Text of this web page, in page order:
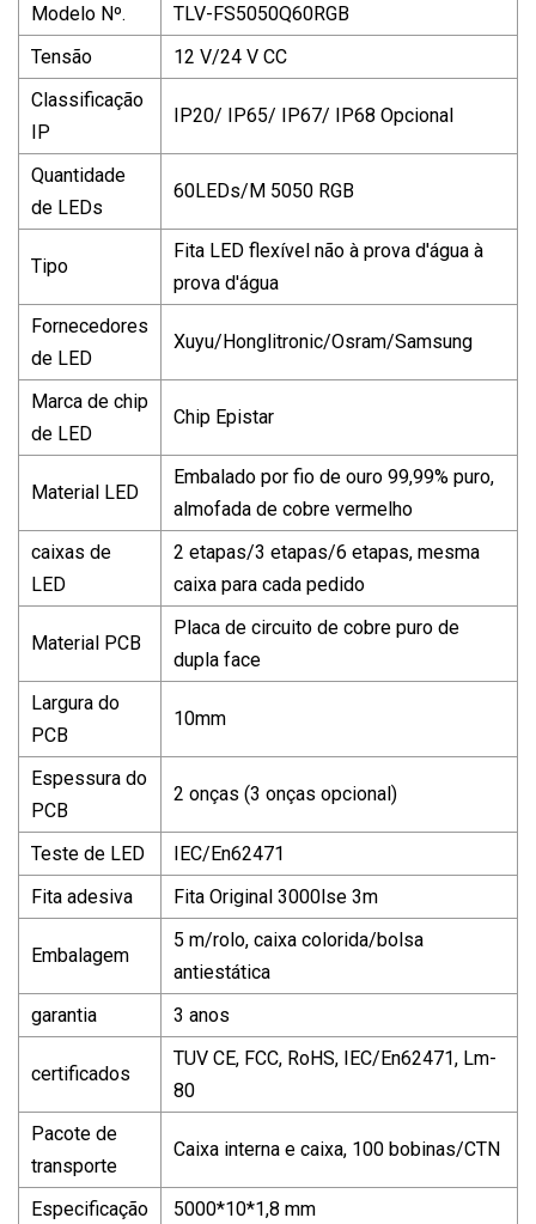
Modelo Nº.
TLV-FS5050Q60RGB
Tensão
12 V/24 V CC
Classificação
IP
IP20/ IP65/ IP67/ IP68 Opcional
Quantidade
de LEDs
60LEDs/M 5050 RGB
Tipo
Fita LED flexível não à prova d'água à
prova d'água
Fornecedores
de LED
Xuyu/Honglitronic/Osram/Samsung
Marca de chip
de LED
Chip Epistar
Material LED
Embalado por fio de ouro 99,99% puro,
almofada de cobre vermelho
caixas de
LED
2 etapas/3 etapas/6 etapas, mesma
caixa para cada pedido
Material PCB
Placa de circuito de cobre puro de
dupla face
Largura do
PCB
10mm
Espessura do
PCB
2 onças (3 onças opcional)
Teste de LED
IEC/En62471
Fita adesiva
Fita Original 3000lse 3m
Embalagem
5 m/rolo, caixa colorida/bolsa
antiestática
garantia
3 anos
certificados
TUV CE, FCC, RoHS, IEC/En62471, Lm-
80
Pacote de
transporte
Caixa interna e caixa, 100 bobinas/CTN
Especificação 5000*10*1,8 mm